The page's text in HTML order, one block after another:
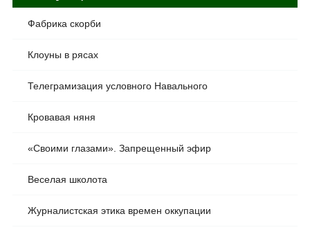
Фабрика скорби
Клоуны в рясах
Телеграмизация условного Навального
Кровавая няня
«Своими глазами». Запрещенный эфир
Веселая школота
Журналистская этика времен оккупации